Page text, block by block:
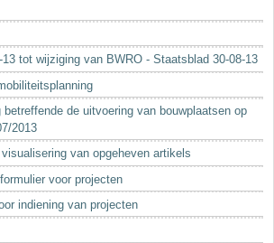
tot wijziging van BWRO - Staatsblad 30-08-13
betreffende de uitvoering van bouwplaatsen op
2013
van opgeheven artikels
voor projecten
indiening van projecten